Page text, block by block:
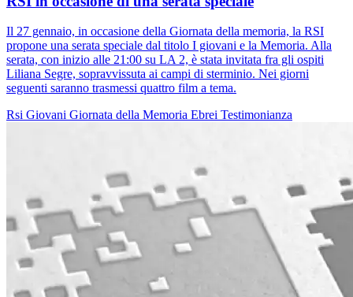
Il 27 gennaio, in occasione della Giornata della memoria, la RSI
propone una serata speciale dal titolo I giovani e la Memoria. Alla
serata, con inizio alle 21:00 su LA 2, è stata invitata fra gli ospiti
Liliana Segre, sopravvissuta ai campi di sterminio. Nei giorni
seguenti saranno trasmessi quattro film a tema.
Rsi Giovani Giornata della Memoria Ebrei Testimonianza